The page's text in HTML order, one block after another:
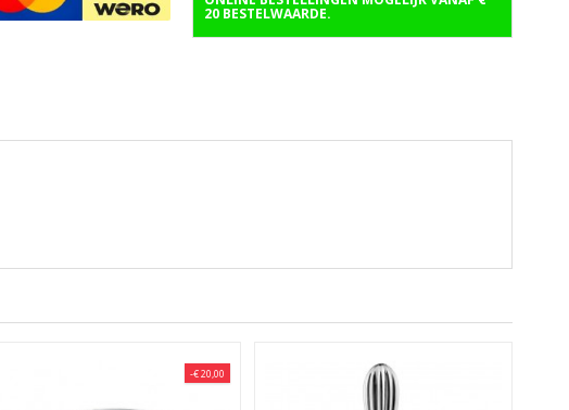
20 BESTELWAARDE.
-€ 20,00